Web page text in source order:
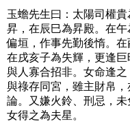
玉蟾先生曰：太陽司權
昇，在辰巳為昇殿。在
偏垣，作事先勤後惰。在
在戌亥子為失輝，更逢巨
與人寡合招非。女命逢
與祿存同宮，雖主財帛
論。又嫌火鈴、刑忌，未
女得之為夫星。